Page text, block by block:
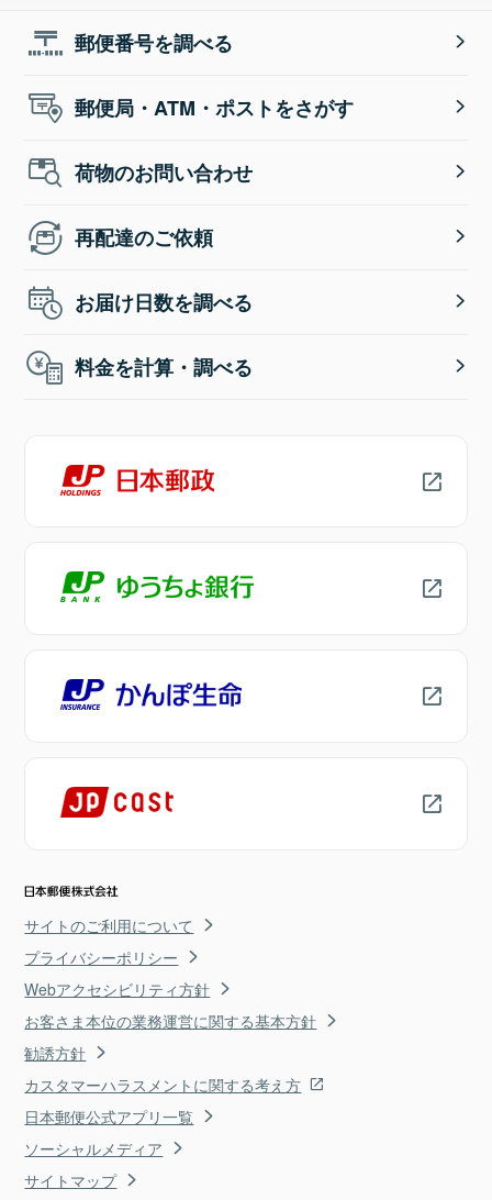
郵便番号を調べる
郵便局・ATM・ポストをさがす
荷物のお問い合わせ
再配達のご依頼
お届け日数を調べる
料金を計算・調べる
サイトのご利用について
プライバシーポリシー
Webアクセシビリティ方針
お客さま本位の業務運営に関する基本方針
勧誘方針
カスタマーハラスメントに関する考え方
日本郵便公式アプリ一覧
ソーシャルメディア
サイトマップ